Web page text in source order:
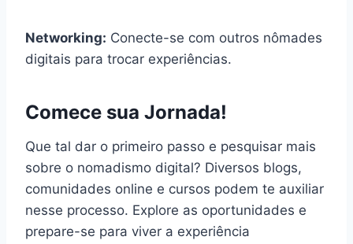
Networking: Conecte-se com outros nômades
digitais para trocar experiências.
Comece sua Jornada!
Que tal dar o primeiro passo e pesquisar mais
sobre o nomadismo digital? Diversos blogs,
comunidades online e cursos podem te auxiliar
nesse processo. Explore as oportunidades e
prepare-se para viver a experiência